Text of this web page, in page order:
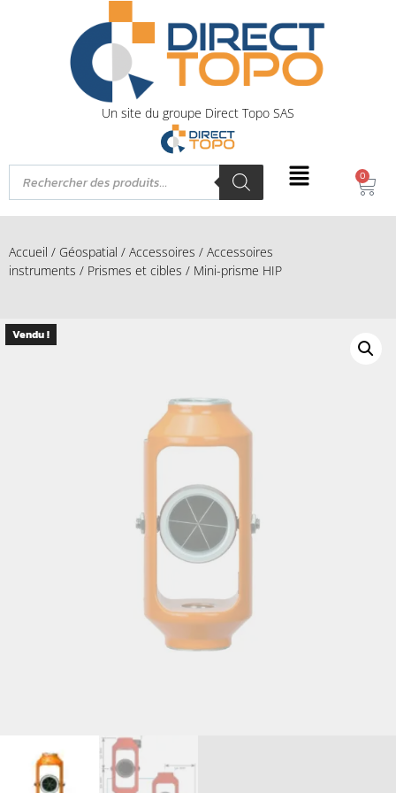
Un site du groupe Direct Topo SAS
0
Accueil / Géospatial / Accessoires / Accessoires
instruments / Prismes et cibles / Mini-prisme HIP
Vendu !